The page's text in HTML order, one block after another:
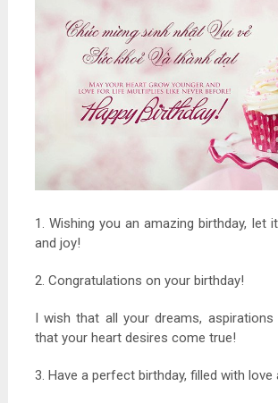
1. Wishing you an amazing birthday, let
and joy!
2. Congratulations on your birthday!
I wish that all your dreams, aspirations
that your heart desires come true!
3. Have a perfect birthday, filled with love